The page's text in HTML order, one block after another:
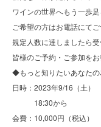
ワインの世界へもう一歩
ご希望の方はお電話にてご
規定人数に達しましたら受
皆様のご予約・ご参加を
◆もっと知りたいあなた
日時：2023年9/16（土）
18:30から
会費：10,000円（税込）